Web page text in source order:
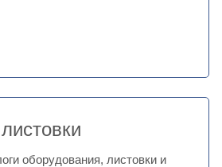
оборудования, листовки и